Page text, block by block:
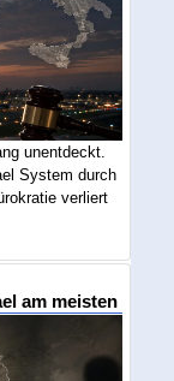
unentdeckt.
System durch
verliert
am meisten